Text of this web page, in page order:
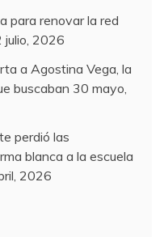
para renovar la red
julio, 2026
a Agostina Vega, la
buscaban 30 mayo,
perdió las
blanca a la escuela
2026